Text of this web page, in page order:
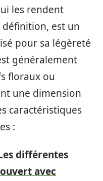
les rendent
est un
pour sa légèreté
généralement
floraux ou
une dimension
caractéristiques
:
différentes
avec